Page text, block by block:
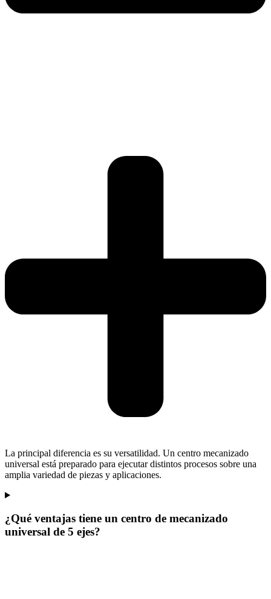
La principal diferencia es su versatilidad. Un centro mecanizado
universal está preparado para ejecutar distintos procesos sobre una
amplia variedad de piezas y aplicaciones.
¿Qué ventajas tiene un centro de mecanizado
universal de 5 ejes?